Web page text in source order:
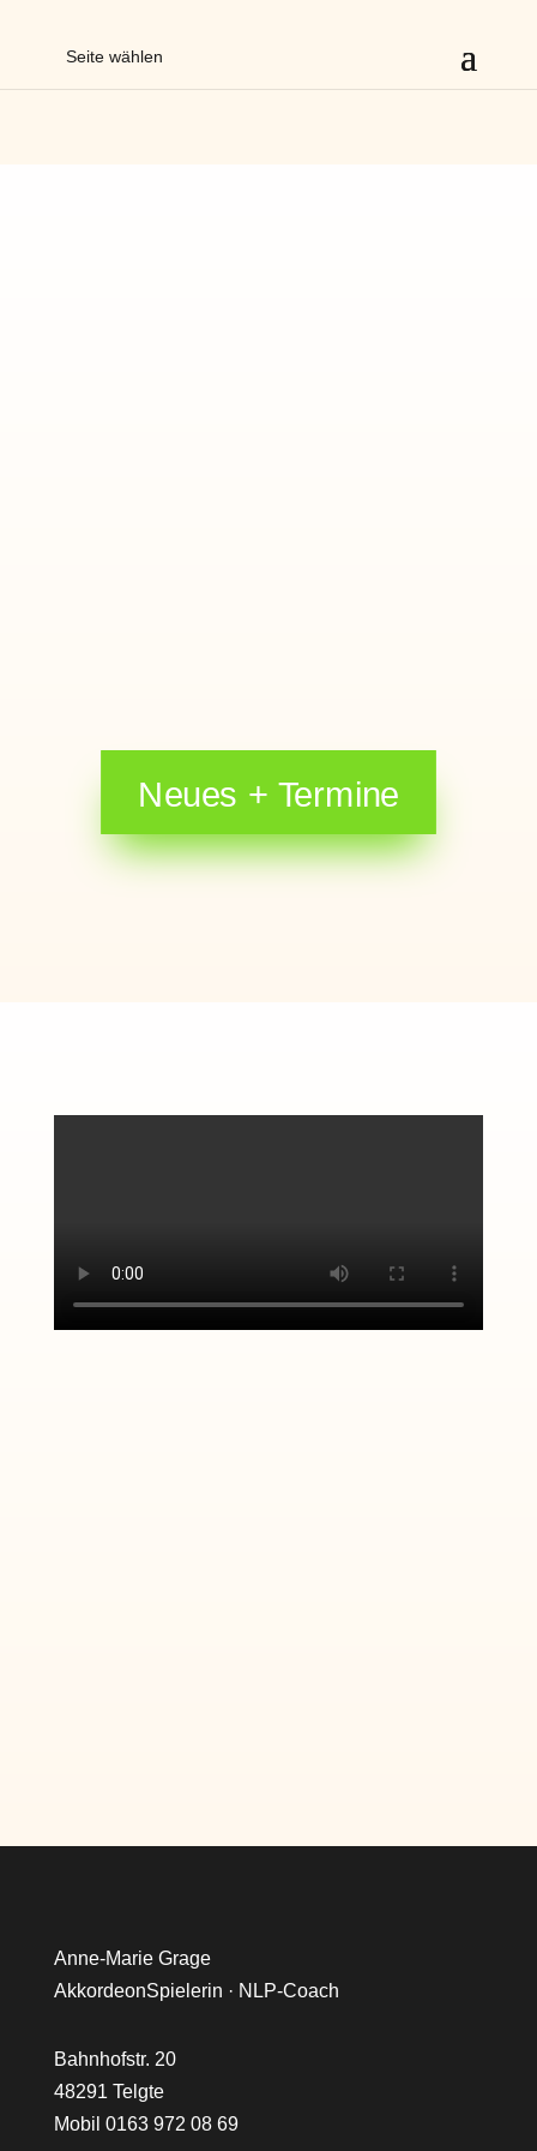
Seite wählen
Neues + Termine
Anne-Marie Grage
AkkordeonSpielerin · NLP-Coach
Bahnhofstr. 20
48291 Telgte
Mobil 0163 972 08 69